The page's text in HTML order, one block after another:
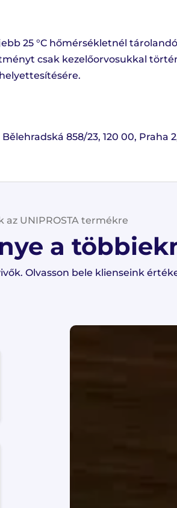
25 °C hőmérsékletnél
csak kezelőorvosukkal
Bělehradská 858/23, 120 00, Praha
az UNIPROSTA termékre
a
Olvasson bele klienseink